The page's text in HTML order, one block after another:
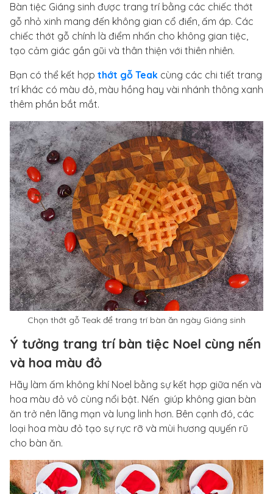
Bàn tiệc Giáng sinh được trang trí bằng các chiếc thớt
gỗ nhỏ xinh mang đến không gian cổ điển, ấm áp. Các
chiếc thớt gỗ chính là điểm nhấn cho không gian tiệc,
tạo cảm giác gần gũi và thân thiện với thiên nhiên.
Bạn có thể kết hợp thớt gỗ Teak cùng các chi tiết trang
trí khác có màu đỏ, màu hồng hay vài nhánh thông xanh
thêm phần bắt mắt.
Chọn thớt gỗ Teak để trang trí bàn ăn ngày Giáng sinh
Ý tưởng trang trí bàn tiệc Noel cùng nến
và hoa màu đỏ
Hãy làm ấm không khí Noel bằng sự kết hợp giữa nến và
hoa màu đỏ vô cùng nổi bật. Nến giúp không gian bàn
ăn trở nên lãng mạn và lung linh hơn. Bên cạnh đó, các
loại hoa màu đỏ tạo sự rực rỡ và mùi hương quyến rũ
cho bàn ăn.